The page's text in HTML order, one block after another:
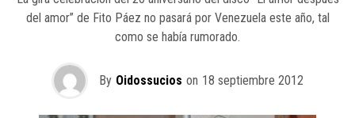
del amor” de Fito Páez no pasará por Venezuela este año, tal
como se había rumorado.
By Oidossucios on 18 septiembre 2012